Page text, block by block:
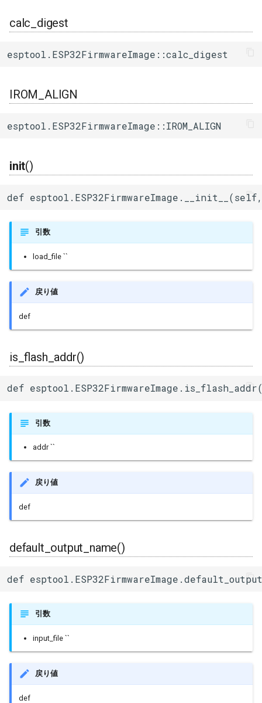
calc_digest
esptool.ESP32FirmwareImage::calc_digest
IROM_ALIGN
esptool.ESP32FirmwareImage::IROM_ALIGN
init()
def
引数
load_file ``
戻り値
def
is_flash_addr()
def
引数
addr ``
戻り値
def
default_output_name()
def
引数
input_file ``
戻り値
def